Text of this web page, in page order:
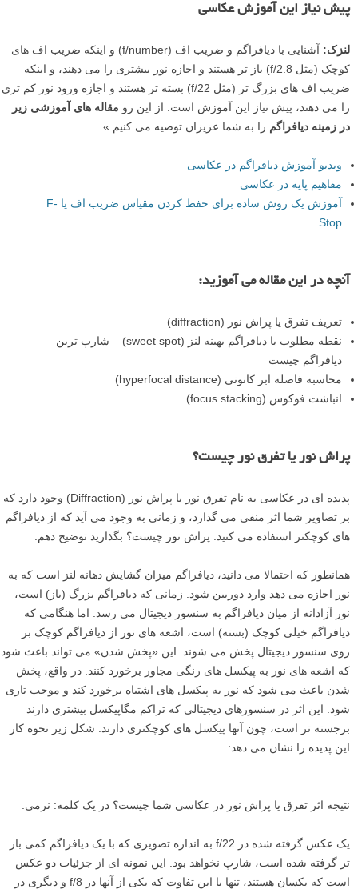
پیش نیاز این آموزش عکاسی
لنزک:
آشنایی با دیافراگم و ضریب اف (f/number) و اینکه ضریب اف های
کوچک (مثل f/2.8) باز تر هستند و اجازه نور بیشتری را می دهند، و اینکه
ضریب اف های بزرگ تر (مثل f/22) بسته تر هستند و اجازه ورود نور کم تری
را می دهند، پیش نیاز این آموزش است. از این رو مقاله های آموزشی زیر
در زمینه دیافراگم را به شما عزیزان توصیه می کنیم »
ویدیو آموزش دیافراگم در عکاسی
مفاهیم پایه در عکاسی
آموزش یک روش ساده برای حفظ کردن مقیاس ضریب اف یا F-
Stop
آنچه در این مقاله می آموزید:
تعریف تفرق یا پراش نور (diffraction)
نقطه مطلوب یا دیافراگم بهینه لنز (sweet spot) – شارپ ترین
دیافراگم چیست
محاسبه فاصله ابر کانونی (hyperfocal distance)
انباشت فوکوس (focus stacking)
پراش نور یا تفرق نور چیست؟
پدیده ای در عکاسی به نام تفرق نور یا پراش نور (Diffraction) وجود دارد که
بر تصاویر شما اثر منفی می گذارد، و زمانی به وجود می آید که از دیافراگم
های کوچکتر استفاده می کنید. پراش نور چیست؟ بگذارید توضیح دهم.
همانطور که احتمالا می دانید، دیافراگم میزان گشایش دهانه لنز است که به
نور اجازه می دهد وارد دوربین شود. زمانی که دیافراگم بزرگ (باز) است،
نور آزادانه از میان دیافراگم به سنسور دیجیتال می رسد. اما هنگامی که
دیافراگم خیلی کوچک (بسته) است، اشعه های نور از دیافراگم کوچک بر
روی سنسور دیجیتال پخش می شوند. این «پخش شدن» می تواند باعث شود
که اشعه های نور به پیکسل های رنگی مجاور برخورد کنند. در واقع، پخش
شدن باعث می شود که نور به پیکسل های اشتباه برخورد کند و موجب تاری
شود. این اثر در سنسورهای دیجیتالی که تراکم مگاپیکسل بیشتری دارند
برجسته تر است، چون آنها پیکسل های کوچکتری دارند. شکل زیر نحوه کار
این پدیده را نشان می دهد:
نتیجه اثر تفرق یا پراش نور در عکاسی شما چیست؟ در یک کلمه: نرمی.
یک عکس گرفته شده در f/22 به اندازه تصویری که با یک دیافراگم کمی باز
تر گرفته شده است، شارپ نخواهد بود. این نمونه ای از جزئیات دو عکس
است که یکسان هستند، تنها با این تفاوت که یکی از آنها در f/8 و دیگری در